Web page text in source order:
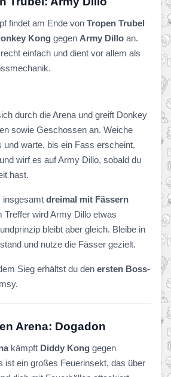
findet am Ende von Tropen Trubel
Kong gegen Army Dillo an.
einfach und dient vor allem als
durch die Arena und greift Donkey
sowie Geschossen an. Weiche
und warte, bis ein Fass erscheint.
wirf es auf Army Dillo, sobald du
hast.
insgesamt dreimal mit Fässern
Treffer wird Army Dillo etwas
bleibt aber gleich. Bleibe in
und nutze die Fässer gezielt.
Sieg erhältst du den ersten Boss-
Arena: Dogadon
kämpft Diddy Kong gegen
ist ein großes Feuerinsekt, das über